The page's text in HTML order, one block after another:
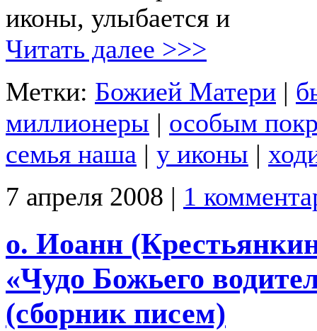
иконы, улыбается и
Читать далее >>>
Метки: Божией Матери |
миллионеры | особым
семья наша | у иконы |
7 апреля 2008 | 1
о. Иоанн
«Чудо Божьего
(сборник писем)